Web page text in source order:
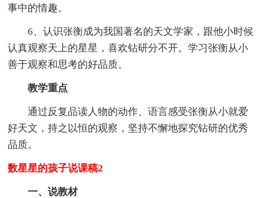
事中的情趣。
6、认识张衡成为我国著名的天文学家，跟他小时候
认真观察天上的星星，喜欢钻研分不开。学习张衡从小
善于观察和思考的好品质。
教学重点
通过反复品读人物的动作、语言感受张衡从小就爱
好天文，持之以恒的观察，坚持不懈地探究钻研的优秀
品质。
数星星的孩子说课稿2
一、说教材